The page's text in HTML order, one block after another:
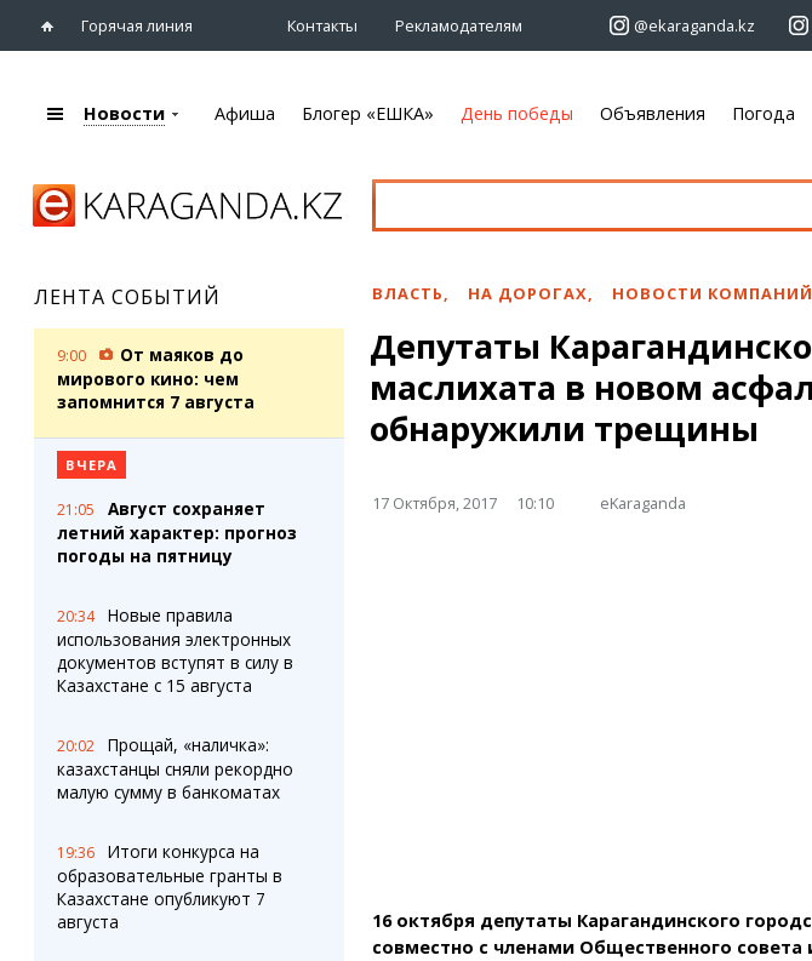
Горячая линия Контакты Рекламодателям @ekaraganda.kz
Караганды
eTV
Рассылка новостей
Персоны
Афиша
Театры
Спорт
Выставки
Цирк и зоопарк
Объявления
Автомобили
Услуги
Электроника
Мебель
Лента блогера
Штрихи
Коллаж недели
Ешкин гороскоп
Web-камеры
Караганда
Фото
Видео
3D-тур
Новости Афиша Блогер «ЕШКА» День победы Объявления Погода
ЛЕНТА СОБЫТИЙ
9:00
От маяков до
мирового кино: чем
запомнится 7 августа
ВЧЕРА
21:05
Август сохраняет
летний характер: прогноз
погоды на пятницу
20:34
Новые правила
использования электронных
документов вступят в силу в
Казахстане с 15 августа
20:02
Прощай, «наличка»:
казахстанцы сняли рекордно
малую сумму в банкоматах
19:36
Итоги конкурса на
образовательные гранты в
Казахстане опубликуют 7
августа
ВЛАСТЬ, НА ДОРОГАХ, НОВОСТИ КОМПАНИЙ
Депутаты
маслихата в новом
обнаружили трещины
17 Октября, 2017 10:10 eKaraganda
16 октября депутаты Карагандинского
совместно с членами Общественного совета